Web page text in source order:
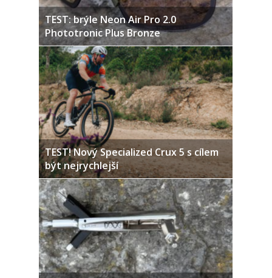
TEST: brýle Neon Air Pro 2.0
Phototronic Plus Bronze
TEST! Nový Specialized Crux 5 s cílem
být nejrychlejší